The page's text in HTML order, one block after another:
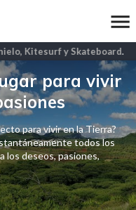
Kitesurf y Skateboard.
para vivir
para vivir en la Tierra?
todos los
los deseos, pasiones,